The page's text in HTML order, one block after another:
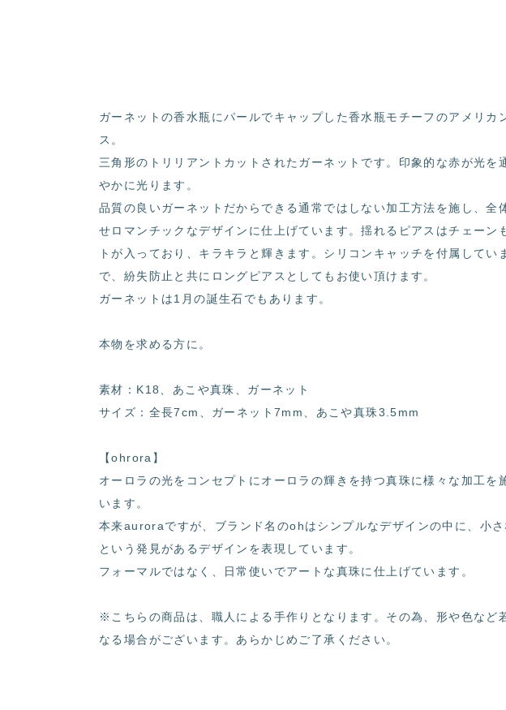
ガーネットの香水瓶にパールでキャップした香水瓶モチーフのアメリカ
ス。
三角形のトリリアントカットされたガーネットです。印象的な赤が光を
やかに光ります。
品質の良いガーネットだからできる通常ではしない加工方法を施し、全
せロマンチックなデザインに仕上げています。揺れるピアスはチェーン
トが入っており、キラキラと輝きます。シリコンキャッチを付属してい
で、紛失防止と共にロングピアスとしてもお使い頂けます。
ガーネットは1月の誕生石でもあります。
本物を求める方に。
素材：K18、あこや真珠、ガーネット
サイズ：全長7cm、ガーネット7mm、あこや真珠3.5mm
【ohrora】
オーロラの光をコンセプトにオーロラの輝きを持つ真珠に様々な加工を
います。
本来auroraですが、ブランド名のohはシンプルなデザインの中に、小
という発見があるデザインを表現しています。
フォーマルではなく、日常使いでアートな真珠に仕上げています。
※こちらの商品は、職人による手作りとなります。その為、形や色など
なる場合がございます。あらかじめご了承ください。